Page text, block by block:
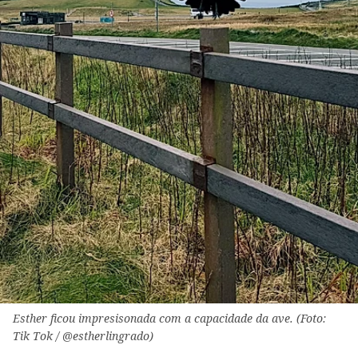
Esther ficou impresisonada com a capacidade da ave. (Foto:
Tik Tok / @estherlingrado)